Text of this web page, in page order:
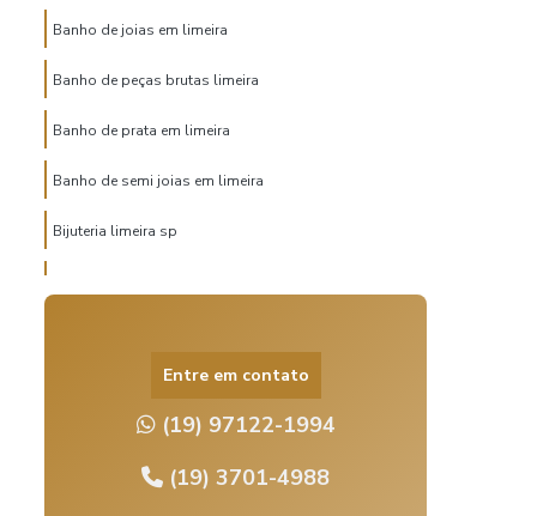
Banho de joias em limeira
Banho de peças brutas limeira
Banho de prata em limeira
Banho de semi joias em limeira
Bijuteria limeira sp
Fabricante semijoias atacado
Fornecedor de semijoias atacado
Fornecedor de semijoias limeira
Entre em contato
(19) 97122-1994
(19) 3701-4988